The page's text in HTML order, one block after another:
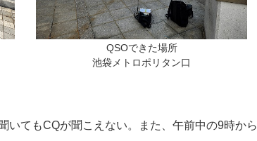
QSOできた場所
池袋メトロポリタン口
いてもCQが聞こえない。また、午前中の9時から